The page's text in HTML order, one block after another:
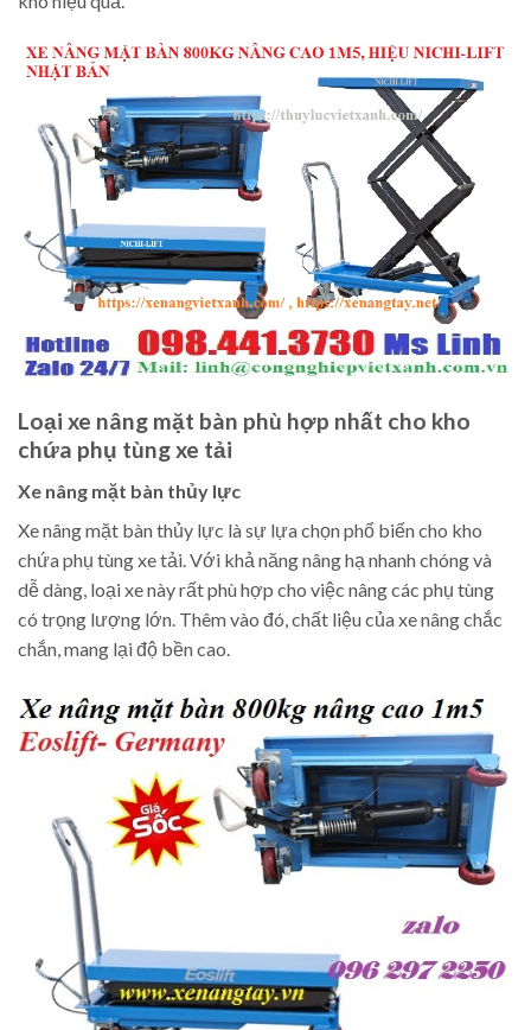
Loại xe nâng mặt bàn phù hợp nhất cho kho
chứa phụ tùng xe tải
Xe nâng mặt bàn thủy lực
Xe nâng mặt bàn thủy lực là sự lựa chọn phổ biến cho kho
chứa phụ tùng xe tải. Với khả năng nâng hạ nhanh chóng và
dễ dàng, loại xe này rất phù hợp cho việc nâng các phụ tùng
có trọng lượng lớn. Thêm vào đó, chất liệu của xe nâng chắc
chắn, mang lại độ bền cao.